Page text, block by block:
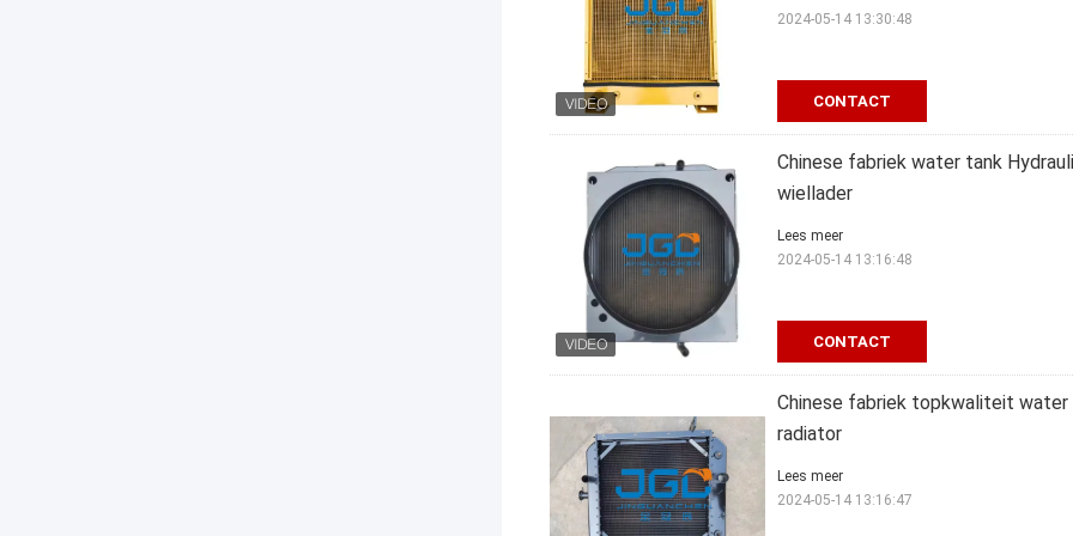
CONTACT
2024-05-14 13:30:48
Chinese fabriek water tank
wiellader
CONTACT
Lees meer
2024-05-14 13:16:48
Chinese fabriek topkwaliteit
radiator
Lees meer
2024-05-14 13:16:47